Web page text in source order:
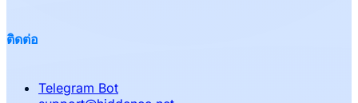
ติดต่อ
Telegram Bot